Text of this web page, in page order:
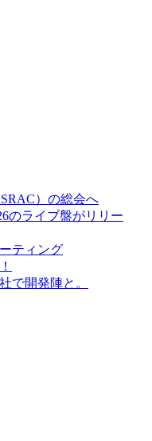
）の総会へ
のライブ盤がリリー
ティング
で開発陣と。